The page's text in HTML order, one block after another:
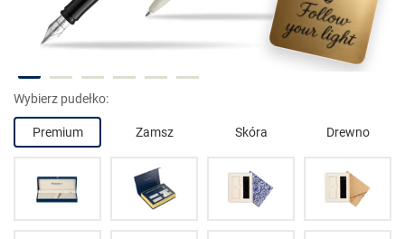
Wybierz pudełko:
Premium Zamsz Skóra Drewno